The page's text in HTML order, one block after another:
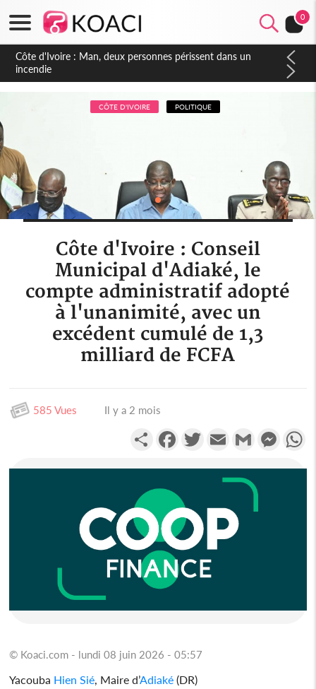
0
Côte d'Ivoire : Séileu, la célébration de la fête nationale
transformée en vaste campagne contre les produits
dépigmentants dangereux
CÔTE D'IVOIRE POLITIQUE
Côte d'Ivoire : Conseil
Municipal d'Adiaké, le
compte administratif adopté
à l'unanimité, avec un
excédent cumulé de 1,3
milliard de FCFA
585 Vues Il y a 2 mois
PartagerFacebookTwitterEmail Gmail
© Koaci.com - lundi 08 juin 2026 - 05:57
Yacouba Hien Sié , Maire d’Adiaké (DR)